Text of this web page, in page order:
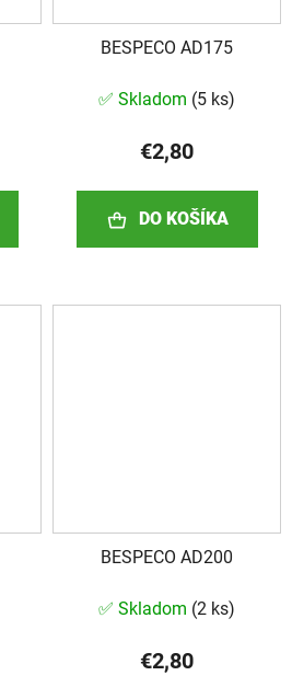
BESPECO AD175
✅ Skladom (5 ks)
€2,80
DO KOŠÍKA
BESPECO AD200
✅ Skladom (2 ks)
€2,80